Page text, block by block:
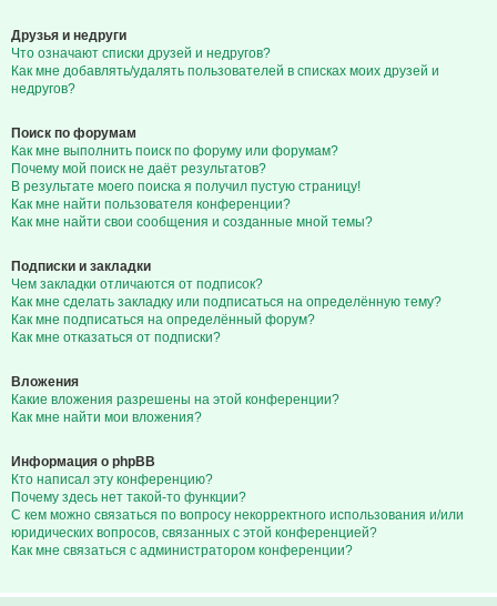
Друзья и недруги
Что означают списки друзей и недругов?
Как мне добавлять/удалять пользователей в списках моих друзей и
недругов?
Поиск по форумам
Как мне выполнить поиск по форуму или форумам?
Почему мой поиск не даёт результатов?
В результате моего поиска я получил пустую страницу!
Как мне найти пользователя конференции?
Как мне найти свои сообщения и созданные мной темы?
Подписки и закладки
Чем закладки отличаются от подписок?
Как мне сделать закладку или подписаться на определённую тему?
Как мне подписаться на определённый форум?
Как мне отказаться от подписки?
Вложения
Какие вложения разрешены на этой конференции?
Как мне найти мои вложения?
Информация о phpBB
Кто написал эту конференцию?
Почему здесь нет такой-то функции?
С кем можно связаться по вопросу некорректного использования и/или
юридических вопросов, связанных с этой конференцией?
Как мне связаться с администратором конференции?